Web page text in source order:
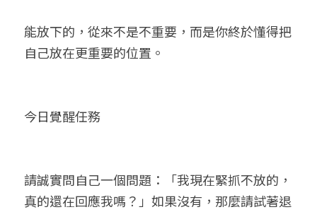
能放下的，從來不是不重要，而是你終於懂得把
自己放在更重要的位置。
今日覺醒任務
請誠實問自己一個問題：「我現在緊抓不放的，
真的還在回應我嗎？」如果沒有，那麼請試著退